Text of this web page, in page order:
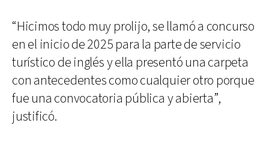
“Hicimos todo muy prolijo, se llamó a concurso
en el inicio de 2025 para la parte de servicio
turístico de inglés y ella presentó una carpeta
con antecedentes como cualquier otro porque
fue una convocatoria pública y abierta”,
justificó.